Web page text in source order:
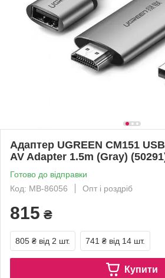
Адаптер UGREEN CM151
AV Adapter 1.5m (Gray)
Готово до відправки
Код: MB-86056
Опт і роздріб
815 ₴
805 ₴ від 2 шт. 741 ₴ від 14 шт.
Купити